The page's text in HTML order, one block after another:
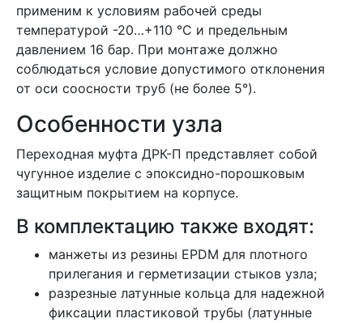
применим к условиям рабочей среды
температурой -20…+110 °C и предельным
давлением 16 бар. При монтаже должно
соблюдаться условие допустимого отклонения
от оси соосности труб (не более 5°).
Особенности узла
Переходная муфта ДРК-П представляет собой
чугунное изделие с эпоксидно-порошковым
защитным покрытием на корпусе.
В комплектацию также входят:
манжеты из резины EPDM для плотного
прилегания и герметизации стыков узла;
разрезные латунные кольца для надежной
фиксации пластиковой трубы (латунные